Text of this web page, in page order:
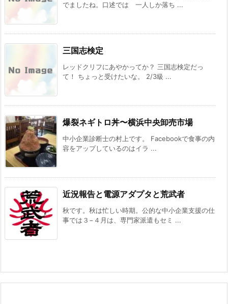
でましたね。口述では 一人しか落ち ...
三国志検定
レッドクリフにあやかってか？ 三国志検定だっ
て！ ちょっと受けたいな。 2/3級 ...
爆裂ネギトロ丼〜横浜中央卸売市場
中小企業診断士の村上です。 Facebookで食事の内
容をアップしているのはイラ ...
近況報告と電源アダプタと荒武者
秋です。秋は忙しい時期。公的な中小企業支援の仕
事では３−４月は、専門家派遣もセミ ...